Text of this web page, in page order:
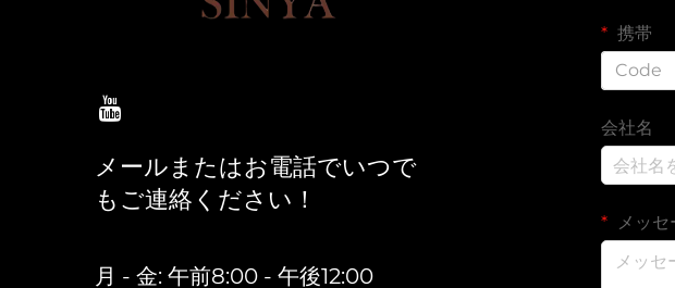
メールまたはお電話でいつで
もご連絡ください！
月 - 金: 午前8:00 - 午後12:00
携帯
Code
会社名
メッセ